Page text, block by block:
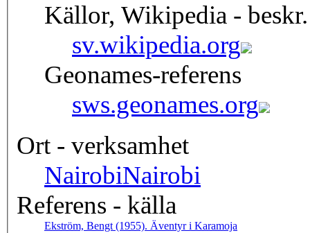
Källor, Wikipedia -
sv.wikipedia.org
Geonames-referens
sws.geonames.org
Ort - verksamhet
NairobiNairobi
Referens - källa
Ekström, Bengt (1955). Äventyr i Karamoja